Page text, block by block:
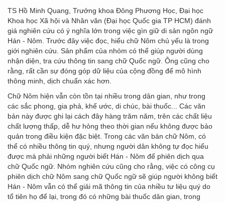
TS Hồ Minh Quang, Trưởng khoa Đông Phương Học, Đại học
Khoa học Xã hội và Nhân văn (Đại học Quốc gia TP HCM) đánh
giá nghiên cứu có ý nghĩa lớn trong việc gìn giữ di sản ngôn ngữ
Hán - Nôm. Trước đây việc đọc, hiểu chữ Nôm chủ yếu là trong
giới nghiên cứu. Sản phẩm của nhóm có thể giúp người dùng
nhận diện, tra cứu thông tin sang chữ Quốc ngữ. Ông cũng cho
rằng, rất cần sự đóng góp dữ liệu của cộng đồng để mô hình
thông minh, dịch chuẩn xác hơn.
Chữ Nôm hiện vẫn còn tồn tại nhiều trong dân gian, như trong
các sắc phong, gia phả, khế ước, di chúc, bài thuốc... Các văn
bản này được ghi lại cách đây hàng trăm năm, trên các chất liệu
chất lượng thấp, dễ hư hỏng theo thời gian nếu không được bảo
quản trong điều kiện đặc biệt. Trong các văn bản chữ Nôm, có
thể có nhiều thông tin quý, nhưng người dân không tự đọc hiểu
được mà phải những người biết Hán - Nôm để phiên dịch qua
chữ Quốc ngữ. Nhóm nghiên cứu cũng cho rằng, việc có công cụ
phiên dịch chữ Nôm sang chữ Quốc ngữ sẽ giúp người không biết
Hán - Nôm vẫn có thể giải mã thông tin của nhiều tư liệu quý do
tổ tiên họ để lại, trong đó có những bài thuốc dân gian, trong